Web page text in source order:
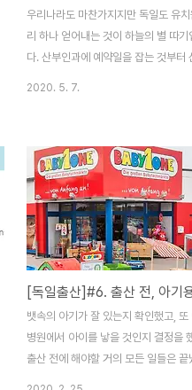
되서야 들춰보곤 했던 월급명세서들...
신경안쓰고 있었는데... 외국인청에 제
할 월급 명세..
우리나라도 마찬가지지만 독일도 유
리 하나 얻어내는 것이 하늘의 별 따기
다. 산부인과에 예약일을 잡는 것부터
내두를 정도니 말해봐야 입만 아프죠.
저희도 둘째가 나오자마자 집 근처 도보
수 있는 모든 유치원에 등록신청을 해
입니다. 그 중 한 곳은 직접 와서 부모
신청을 해달라고 해서 다녀왔네요. 그
오는 길에 "행운을 빈다" 라는 말을 전
네요 하하 ^^; 아이가 태어나면 바로 유
대기 등록부터 하는게 진리라고 여겨질
에요. 부모가 원하는 유치원에 들어가
다행이겠지만, 일단 ..
2020. 5. 7.
뱃속의 아기가 잘 있는지 확인했고, 또
병원에서 아이를 낳을 것인지 결정을
출산 전에 해야할 거의 모든 일들은 끝